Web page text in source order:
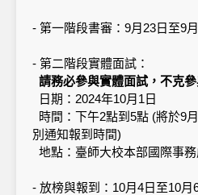
- 第一階段書審：9月23日至9
- 第二階段實體面試：
請務必參與實體面試，不克
日期：2024年10月1日
時間：下午2點到5點 (將於9
別通知報到時間)
地點：臺師大校本部國際事
- 放榜與報到：10月4日至10